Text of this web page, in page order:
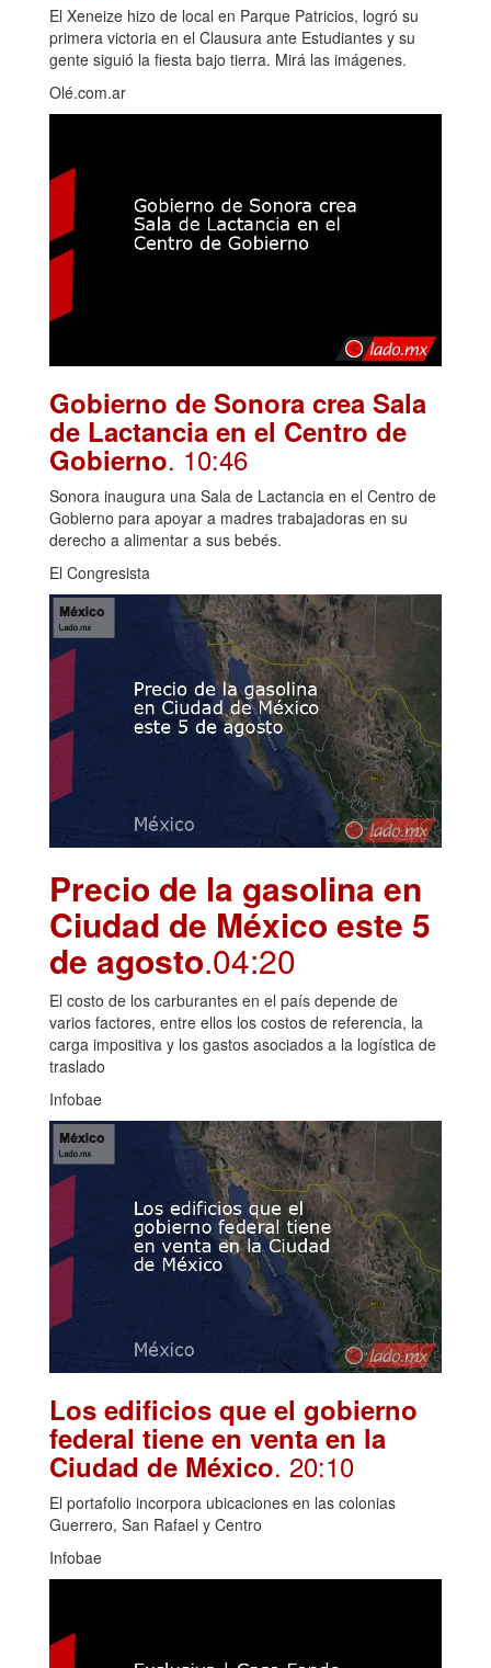
El Xeneize hizo de local en Parque Patricios, logró su
primera victoria en el Clausura ante Estudiantes y su
gente siguió la fiesta bajo tierra. Mirá las imágenes.
Olé.com.ar
Gobierno de Sonora crea Sala
de Lactancia en el Centro de
Gobierno. 10:46
Sonora inaugura una Sala de Lactancia en el Centro de
Gobierno para apoyar a madres trabajadoras en su
derecho a alimentar a sus bebés.
El Congresista
Precio de la gasolina en
Ciudad de México este 5
de agosto.04:20
El costo de los carburantes en el país depende de
varios factores, entre ellos los costos de referencia, la
carga impositiva y los gastos asociados a la logística de
traslado
Infobae
Los edificios que el gobierno
federal tiene en venta en la
Ciudad de México. 20:10
El portafolio incorpora ubicaciones en las colonias
Guerrero, San Rafael y Centro
Infobae